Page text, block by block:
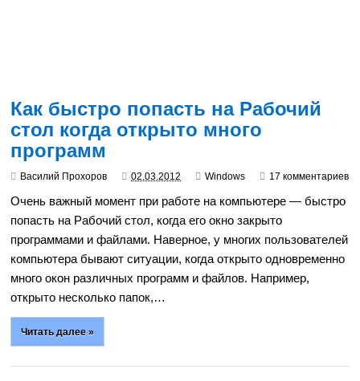
Как быстро попасть на Рабочий
стол когда открыто много
программ
Василий Прохоров 02.03.2012 Windows 17 комментариев
Очень важный момент при работе на компьютере — быстро
попасть на Рабочий стол, когда его окно закрыто
программами и файлами. Наверное, у многих пользователей
компьютера бывают ситуации, когда открыто одновременно
много окон различных программ и файлов. Например,
открыто несколько папок,…
Читать далее »